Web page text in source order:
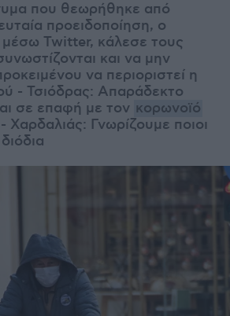
που θεωρήθηκε από
προειδοποίηση, ο
Twitter, κάλεσε τους
και να μην
να περιοριστεί η
- Τσιόδρας: Απαράδεκτο
σε επαφή με τον κορωνοϊό
Χαρδαλιάς: Γνωρίζουμε ποιοι